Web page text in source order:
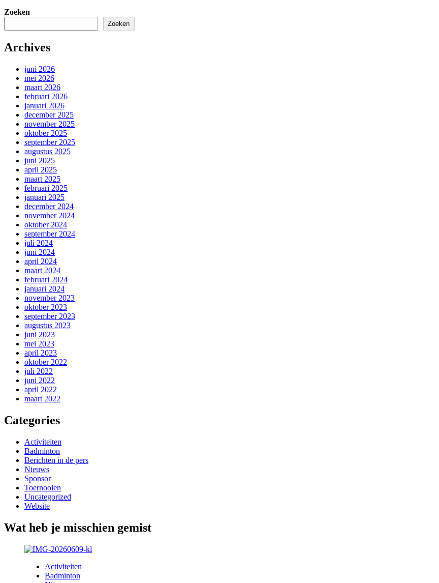
Zoeken
Zoeken
Archives
juni 2026
mei 2026
maart 2026
februari 2026
januari 2026
december 2025
november 2025
oktober 2025
september 2025
augustus 2025
juni 2025
april 2025
maart 2025
februari 2025
januari 2025
december 2024
november 2024
oktober 2024
september 2024
juli 2024
juni 2024
april 2024
maart 2024
februari 2024
januari 2024
november 2023
oktober 2023
september 2023
augustus 2023
juni 2023
mei 2023
april 2023
oktober 2022
juli 2022
juni 2022
april 2022
maart 2022
Categories
Activiteiten
Badminton
Berichten in de pers
Nieuws
Sponsor
Toernooien
Uncategorized
Website
Wat heb je misschien gemist
Activiteiten
Badminton